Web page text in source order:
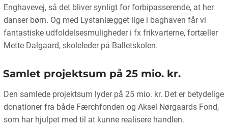
Enghavevej, så det bliver synligt for forbipasserende, at her
danser børn. Og med Lystanlægget lige i baghaven får vi
fantastiske udfoldelsesmuligheder i fx frikvarterne, fortæller
Mette Dalgaard, skoleleder på Balletskolen.
Samlet projektsum på 25 mio. kr.
Den samlede projektsum lyder på 25 mio. kr. Det er betydelige
donationer fra både Færchfonden og Aksel Nørgaards Fond,
som har hjulpet med til at kunne realisere handlen.